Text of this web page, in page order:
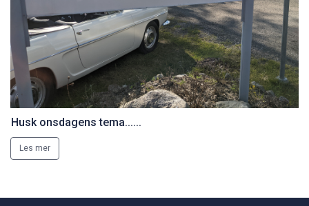
Husk onsdagens tema......
Les mer